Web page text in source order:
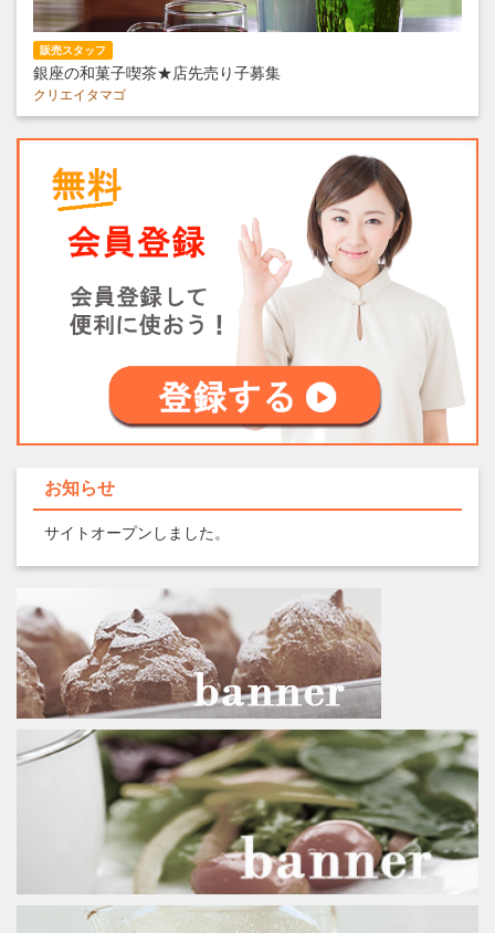
販売スタッフ
銀座の和菓子喫茶★店先売り子募集
クリエイタマゴ
お知らせ
サイトオープンしました。